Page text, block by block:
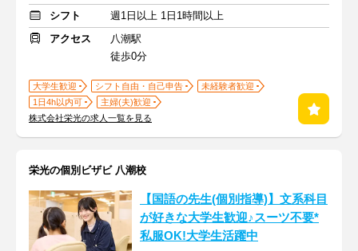
シフト
週1日以上 1日1時間以上
アクセス
八潮駅
徒歩0分
大学生歓迎 シフト自由・自己申告
未経験者歓迎
1日4h以内可
主婦(夫)歓迎
株式会社栄光の求人一覧を見る
栄光の個別ビザビ 八潮校
【国語の先生(個別指導)】文系科目
が好きな大学生歓迎♪スーツ不要*
私服OK!大学生活躍中